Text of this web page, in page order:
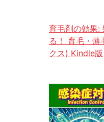
育毛剤の効果:
る！ 育毛・薄
クス) Kindle版